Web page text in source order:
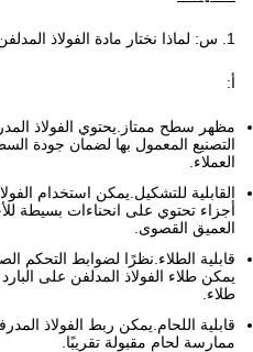
1. س: لماذا نختار مادة الفولاذ المدلفن على البارد؟
أ:
مظهر سطح ممتاز.يحتوي الفولاذ
التصنيع المعمول بها لضمان جودة
العملاء.
القابلية للتشكيل.يمكن استخدام
أجزاء تحتوي على انحناءات بسيطة
العميق القصوى.
قابلية الطلاء.نظرًا لضوابط التحكم
يمكن طلاء الفولاذ المدلفن على
طلاء.
قابلية اللحام.يمكن ربط الفولاذ
ممارسة لحام مقبولة تقريبًا.